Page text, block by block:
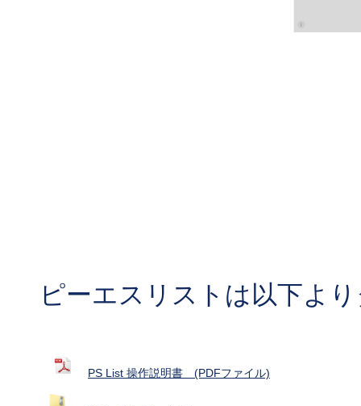
ピーエスリストは以下よ
PS List 操作説明書 (PDFファイル)